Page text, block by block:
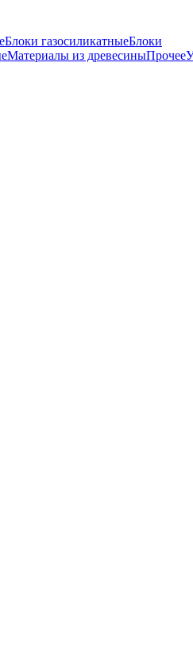
Блоки газосиликатныеБлоки
Материалы из древесиныПрочее